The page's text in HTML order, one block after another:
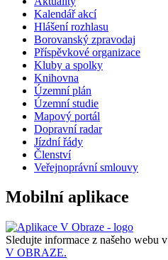
Kalendář akcí
Hlášení rozhlasu
Borovanský zpravodaj
Příspěvkové organizace
Kluby a spolky
Knihovna
Územní plán
Územní studie
Mapový portál
Dopravní radar
Jízdní řády
Členství
Veřejnoprávní smlouvy
Mobilní aplikace
Sledujte informace z našeho webu v
V OBRAZE.